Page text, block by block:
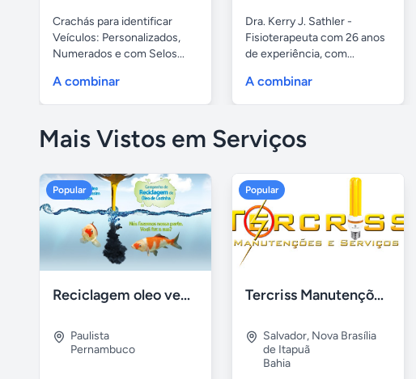
Crachás para identificar
Veículos: Personalizados,
Numerados e com Selos...
A combinar
Dra. Kerry J. Sathler -
Fisioterapeuta com 26 anos
de experiência, com...
A combinar
Mais Vistos em Serviços
Popular
Reciclagem oleo vegetal
Paulista
Pernambuco
Popular
Tercriss Manutenções e Serviços
Salvador, Nova Brasília
de Itapuã
Bahia